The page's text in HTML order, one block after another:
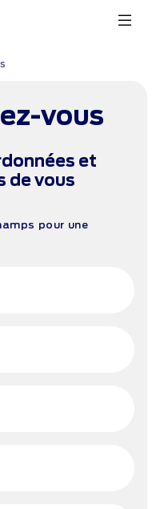
vous
et
de vous
pour une